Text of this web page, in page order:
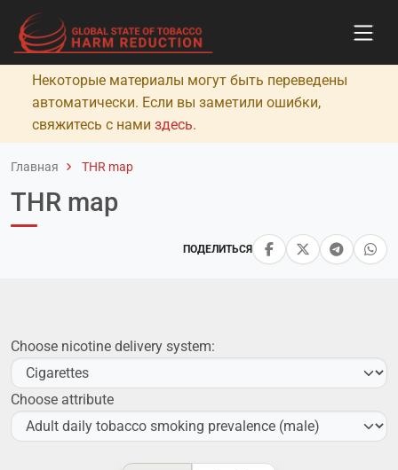
Некоторые материалы могут быть переведены
автоматически. Если вы заметили ошибки,
свяжитесь с нами здесь.
Главная THR map
ПОДЕЛИТЬСЯ
THR map
Choose nicotine delivery system:
Choose attribute